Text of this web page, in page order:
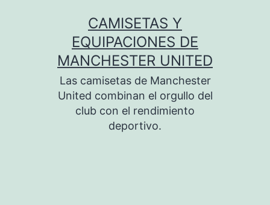
CAMISETAS Y
EQUIPACIONES DE
MANCHESTER UNITED
Las camisetas de Manchester
United combinan el orgullo del
club con el rendimiento
deportivo.